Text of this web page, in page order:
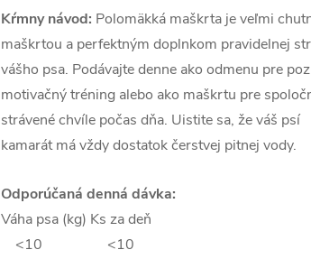
Kŕmny návod: Polomäkká maškrta je veľmi
maškrtou a perfektným doplnkom pravidelnej
vášho psa. Podávajte denne ako odmenu pre
motivačný tréning alebo ako maškrtu pre
strávené chvíle počas dňa. Uistite sa, že váš psí
kamarát má vždy dostatok čerstvej pitnej vody.
Odporúčaná denná dávka:
Váha psa (kg) Ks za deň
<10 <10